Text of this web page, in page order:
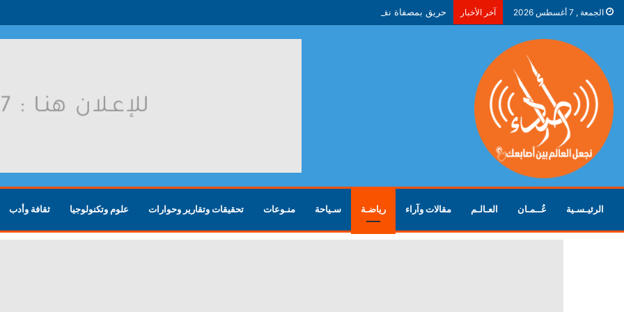
الجمعة , 7 أغسطس 2026 آخر الأخبار حريق بمصفاة نفط في ياروسلافل الروسية بعد هجوم أوكراني
الرئيـسـية عُــمـان العـالـم مقالات وآراء رياضـة سـياحة منـوعات تحقيقات وتقارير وحوارات علوم وتكنولوجيا ثقافة وأدب